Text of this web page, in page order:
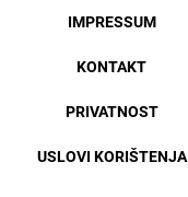
IMPRESSUM
KONTAKT
PRIVATNOST
USLOVI KORIŠTENJA